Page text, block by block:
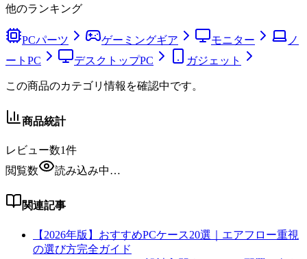
他のランキング
PCパーツ ゲーミングギア モニター
ノ
ートPC
デスクトップPC ガジェット
この商品のカテゴリ情報を確認中です。
商品統計
レビュー数1件
閲覧数
読み込み中…
関連記事
【2026年版】おすすめPCケース20選｜エアフロー重視
の選び方完全ガイド